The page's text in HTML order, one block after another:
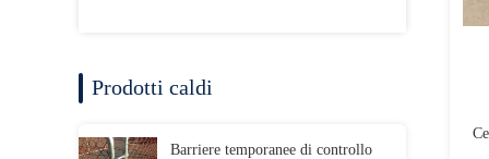
Prodotti caldi
Barriere temporanee di controllo